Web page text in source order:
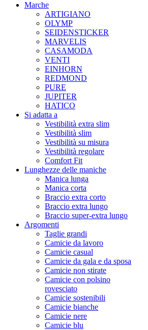
Marche
ARTIGIANO
OLYMP
SEIDENSTICKER
MARVELIS
CASAMODA
VENTI
EINHORN
REDMOND
PURE
JUPITER
HATICO
Si adatta a
Vestibilità extra slim
Vestibilità slim
Vestibilità su misura
Vestibilità regolare
Comfort Fit
Lunghezze delle maniche
Manica lunga
Manica corta
Braccio extra corto
Braccio extra lungo
Braccio super-extra lungo
Argomenti
Taglie grandi
Camicie da lavoro
Camicie casual
Camicie da gala e da sposa
Camicie non stirate
Camicie con polsino
rovesciato
Camicie sostenibili
Camicie bianche
Camicie nere
Camicie blu